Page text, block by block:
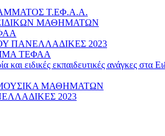
Τ.ΕΦ.Α.Α.
ΜΑΘΗΜΑΤΩΝ
ΠΑΝΕΛΛΑΔΙΚΕΣ 2023
ΤΕΦΑΑ
και ειδικές εκπαιδευτικές ανάγκες στα
ΜΑΘΗΜΑΤΩΝ
2023